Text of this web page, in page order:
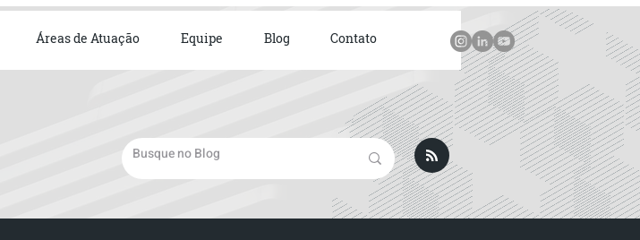
Áreas de Atuação Equipe Blog Contato